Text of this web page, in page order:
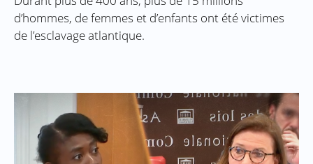
d’hommes, de femmes et d’enfants ont été victimes
de l’esclavage atlantique.